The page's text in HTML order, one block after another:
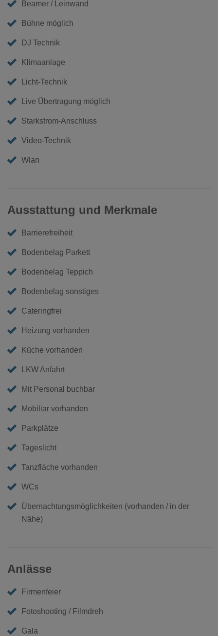
Beamer / Leinwand
Bühne möglich
DJ Technik
Klimaanlage
Licht-Technik
Live Übertragung möglich
Starkstrom-Anschluss
Video-Technik
Wlan
Ausstattung und Merkmale
Barrierefreiheit
Bodenbelag Parkett
Bodenbelag Teppich
Bodenbelag sonstiges
Cateringfrei
Heizung vorhanden
Küche vorhanden
LKW Anfahrt
Mit Personal buchbar
Mobiliar vorhanden
Parkplätze
Tageslicht
Tanzfläche vorhanden
WCs
Übernachtungsmöglichkeiten (vorhanden / in der
Nähe)
Anlässe
Firmenfeier
Fotoshooting / Filmdreh
Gala